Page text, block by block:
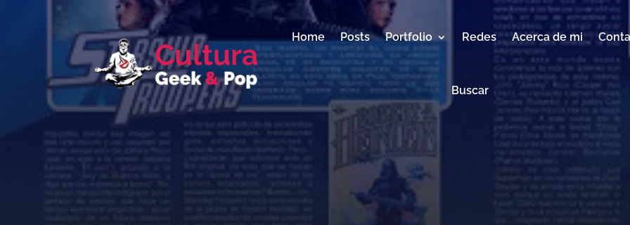
Home Posts Portfolio Redes Acerca de mi
Buscar